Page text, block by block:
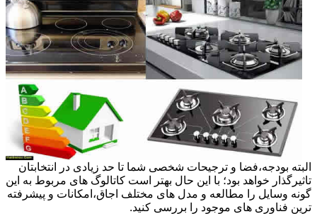
البته بودجه،فضا و ترجیحات شخصی شما تا حد زیادی در انتخابتان
تاثیرگذار خواهد بود؛ با این حال بهتر است کاتالوگ های مربوط به این
گونه وسایل را مطالعه و مدل های مختلف اجاق،امکانات و پیشرفته
ترین فناوری های موجود را بررسی کنید.